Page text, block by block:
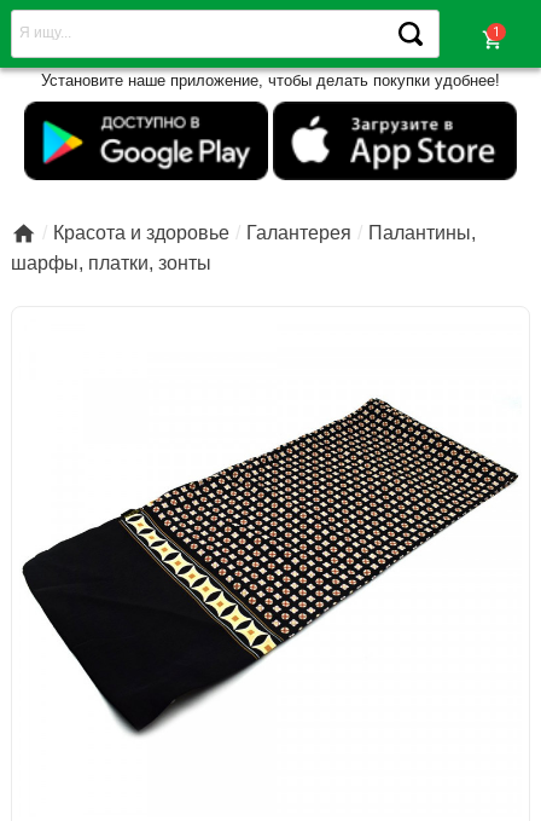
shopping_cart
Установите наше приложение, чтобы делать покупки удобнее!
 Красота и здоровье Галантерея
Палантины,
шарфы, платки, зонты